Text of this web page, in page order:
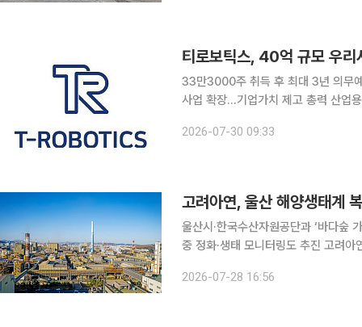
티로보틱스, 40억 규모 우
33만3000주 취득 후 최대 3년 의무
사업 확장…기업가치 제고 총력 산업용 휴머노이드 및 자율이동로봇(AMR) 전문기업 티로보틱스가
티로보틱스는 우리사주조합을 통해
2026-07-30 09:33
고려아연, 울산 해양생태계
울산시·한국수산자원공단과 ‘바다숲
중 정화·생태 모니터링도 추진 고려아연이 울산 사업장 인근 해양생태계 복원을 위해 1억원을 후원
가꾸기’ 사업을 추진하기 위한 3자간
2026-07-28 16:56